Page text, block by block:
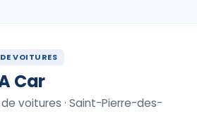
VOITURES
Car
voitures · Saint-Pierre-des-